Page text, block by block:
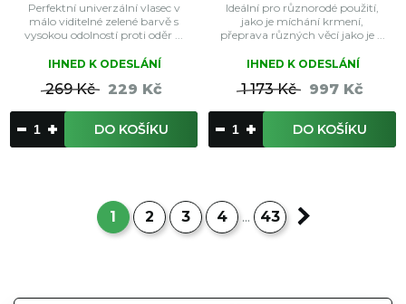
Perfektní univerzální vlasec v
málo viditelné zelené barvě s
vysokou odolností proti oděr ...
IHNED K ODESLÁNÍ
269 Kč 229 Kč
DO KOŠÍKU
Ideální pro různorodé použití,
jako je míchání krmení,
přeprava různých věcí jako je ...
IHNED K ODESLÁNÍ
1 173 Kč 997 Kč
DO KOŠÍKU
1 2 3 4 ... 43